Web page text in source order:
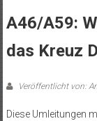
A46/A59:
das Kreuz
Veröffentlicht von:
Diese Umleitungen